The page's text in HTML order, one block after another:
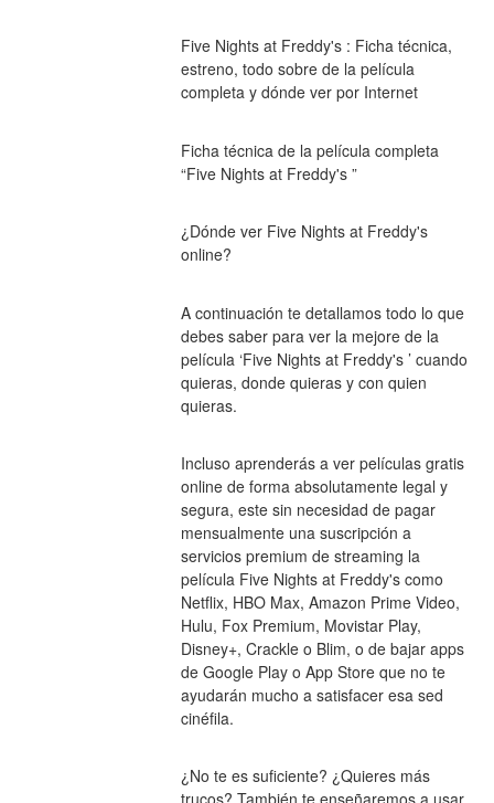
Five Nights at Freddy's : Ficha técnica,
estreno, todo sobre de la película
completa y dónde ver por Internet
Ficha técnica de la película completa
“Five Nights at Freddy's ”
¿Dónde ver Five Nights at Freddy's
online?
A continuación te detallamos todo lo que
debes saber para ver la mejore de la
película ‘Five Nights at Freddy's ’ cuando
quieras, donde quieras y con quien
quieras.
Incluso aprenderás a ver películas gratis
online de forma absolutamente legal y
segura, este sin necesidad de pagar
mensualmente una suscripción a
servicios premium de streaming la
película Five Nights at Freddy's como
Netflix, HBO Max, Amazon Prime Video,
Hulu, Fox Premium, Movistar Play,
Disney+, Crackle o Blim, o de bajar apps
de Google Play o App Store que no te
ayudarán mucho a satisfacer esa sed
cinéfila.
¿No te es suficiente? ¿Quieres más